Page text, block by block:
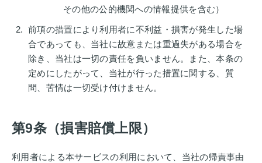
その他の公的機関への情報提供を含む）
前項の措置により利用者に不利益・損害が発生した場
合であっても、当社に故意または重過失がある場合を
除き、当社は一切の責任を負いません。また、本条の
定めにしたがって、当社が行った措置に関する、質
問、苦情は一切受け付けません。
第9条（損害賠償上限）
利用者による本サービスの利用において、当社の帰責事由